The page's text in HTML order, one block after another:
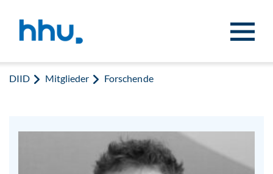
DIID Mitglieder Forschende